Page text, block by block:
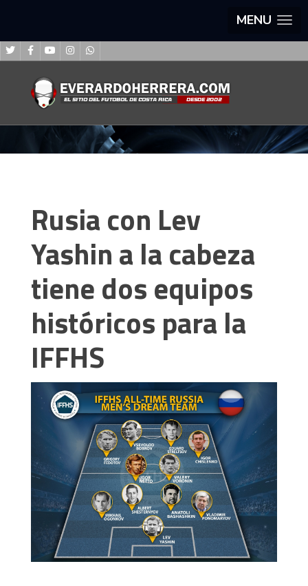
MENU
Rusia con Lev
Yashin a la cabeza
tiene dos equipos
históricos para la
IFFHS